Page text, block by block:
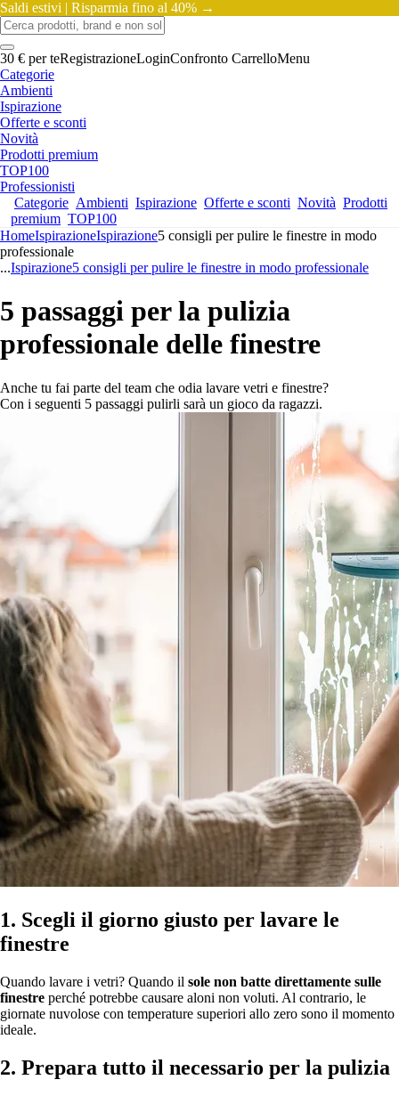
Saldi estivi | Risparmia fino al 40% →
30 € per teRegistrazioneLoginConfronto CarrelloMenu
Categorie
Ambienti
Ispirazione
Offerte e sconti
Novità
Prodotti premium
TOP100
Professionisti
Categorie Ambienti Ispirazione Offerte e sconti Novità Prodotti
premium TOP100
HomeIspirazioneIspirazione5 consigli per pulire le finestre in modo
professionale
...Ispirazione5 consigli per pulire le finestre in modo professionale
5 passaggi per la pulizia
professionale delle finestre
Anche tu fai parte del team che odia lavare vetri e finestre?
Con i seguenti 5 passaggi pulirli sarà un gioco da ragazzi.
1. Scegli il giorno giusto per lavare le
finestre
Quando lavare i vetri? Quando il sole non batte direttamente sulle
finestre perché potrebbe causare aloni non voluti. Al contrario, le
giornate nuvolose con temperature superiori allo zero sono il momento
ideale.
2. Prepara tutto il necessario per la pulizia